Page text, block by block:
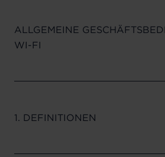
ALLGEMEINE
WI-FI
1. DEFINITIONEN